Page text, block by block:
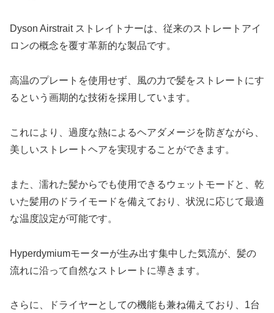
Dyson Airstrait ストレイトナーは、従来のストレートアイ
ロンの概念を覆す革新的な製品です。
高温のプレートを使用せず、風の力で髪をストレートにす
るという画期的な技術を採用しています。
これにより、過度な熱によるヘアダメージを防ぎながら、
美しいストレートヘアを実現することができます。
また、濡れた髪からでも使用できるウェットモードと、乾
いた髪用のドライモードを備えており、状況に応じて最適
な温度設定が可能です。
Hyperdymiumモーターが生み出す集中した気流が、髪の
流れに沿って自然なストレートに導きます。
さらに、ドライヤーとしての機能も兼ね備えており、1台